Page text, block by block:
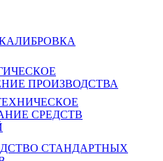
ПРОИЗВОДСТВА
СРЕДСТВ
СТАНДАРТНЫХ